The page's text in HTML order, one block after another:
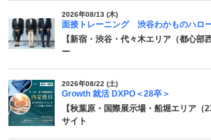
2026年08/13 (木)
面接トレーニング 渋谷わかものハロ
【新宿・渋谷・代々木エリア（都心部
ー
2026年08/22 (土)
Growth 就活 DXPO＜28卒＞
【秋葉原・国際展示場・船堀エリア（
サイト